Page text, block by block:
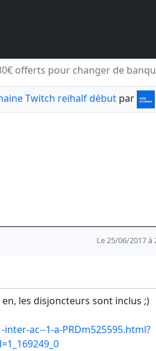
offerts pour changer de
Twitch reihalf début par
Le 25/06/2017 à
les disjoncteurs sont inclus ;)
ac--1-a-PRDm525595.html?